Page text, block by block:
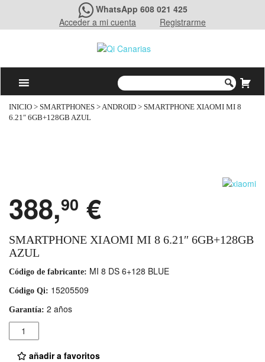
WhatsApp 608 021 425
Acceder a mi cuenta
Registrarme
INICIO > SMARTPHONES >ANDROID > SMARTPHONE XIAOMI MI 8
6.21″ 6GB+128GB AZUL
388,90 €
SMARTPHONE XIAOMI MI 8 6.21″ 6GB+128GB
AZUL
Código de fabricante: MI 8 DS 6+128 BLUE
Código Qi: 15205509
Garantía: 2 años
Cantidad
añadir a favoritos